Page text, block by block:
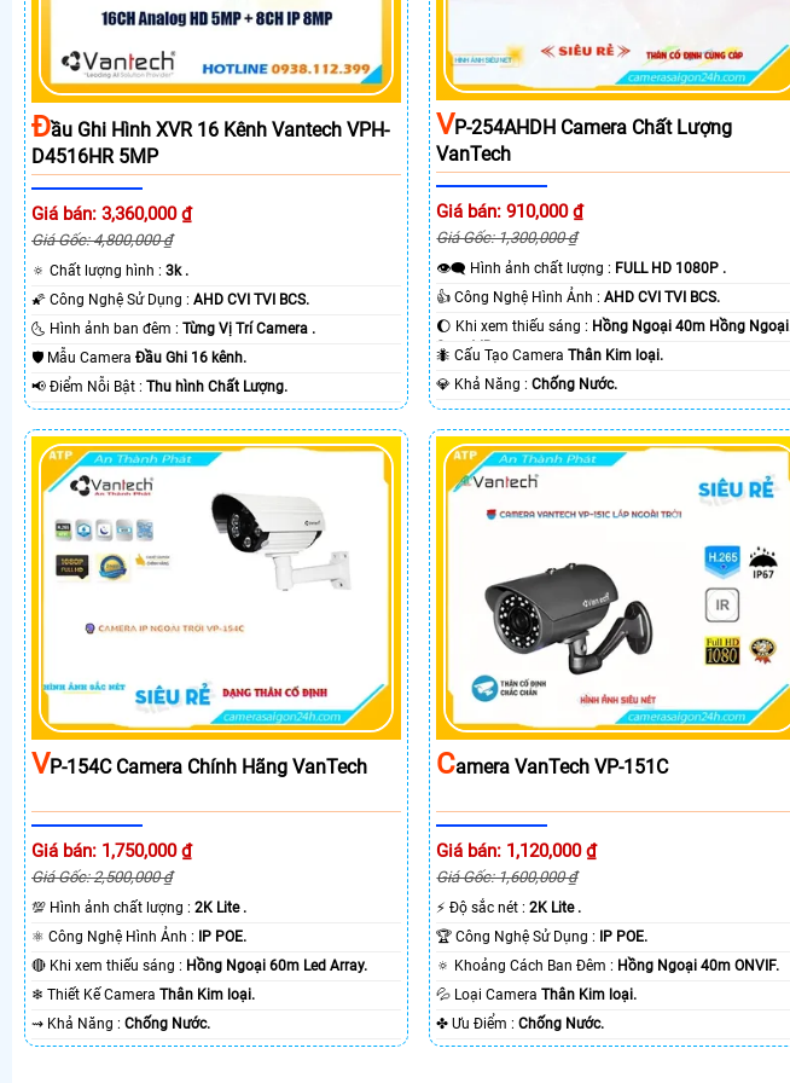
ĐẦu Ghi Hình XVR 16 Kênh Vantech VPH-
D4516HR 5MP
Giá bán: 3,360,000 ₫
Giá Gốc: 4,800,000 ₫
🔅 Chất lượng hình : 3k .
🌠 Công Nghệ Sử Dụng : AHD CVI TVI BCS.
🌜 Hình ảnh ban đêm : Từng Vị Trí Camera .
🛡 Mẫu Camera Đầu Ghi 16 kênh.
️📢 Điểm Nỗi Bật : Thu hình Chất Lượng.
VP-254AHDH Camera Chất Lượng
VanTech
Giá bán: 910,000 ₫
Giá Gốc: 1,300,000 ₫
👁️‍🗨 Hình ảnh chất lượng : FULL HD 1080P .
👍 Công Nghệ Hình Ảnh :AHD CVI TVI BCS.
🌔 Khi xem thiếu sáng : Hồng Ngoại 40m Hồng Ngoại
Smart IR.
🐜 Cấu Tạo CameraThân Kim loại.
️💎 Khả Năng :Chống Nước.
VP-154C Camera Chính Hãng VanTech
Giá bán: 1,750,000 ₫
Giá Gốc: 2,500,000 ₫
💯 Hình ảnh chất lượng : 2K Lite .
⚛️ Công Nghệ Hình Ảnh : IP POE.
🔴 Khi xem thiếu sáng : Hồng Ngoại 60m Led Array.
❄ Thiết Kế Camera Thân Kim loại.
️⇝ Khả Năng : Chống Nước.
CAmera VanTech VP-151C
Giá bán: 1,120,000 ₫
Giá Gốc: 1,600,000 ₫
️⚡ Độ sắc nét :2K Lite .
🏆 Công Nghệ Sử Dụng : IP POE.
🔅 Khoảng Cách Ban Đêm : Hồng Ngoại 40m ONVIF.
💦 Loại CameraThân Kim loại.
️✤ Ưu Điểm :Chống Nước.